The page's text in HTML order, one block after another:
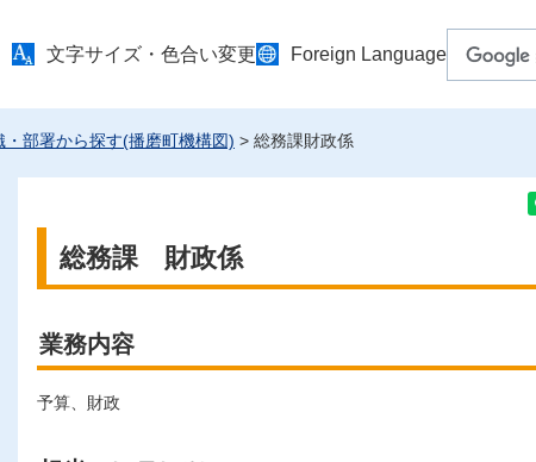
文字サイズ・色合い変更 Foreign Language
・部署から探す(播磨町機構図) > 総務課財政係
総務課 財政係
業務内容
予算、財政